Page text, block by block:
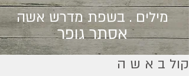
מילים . בשפת מדרש אשה
אסתר גופר
קול ב א ש ה